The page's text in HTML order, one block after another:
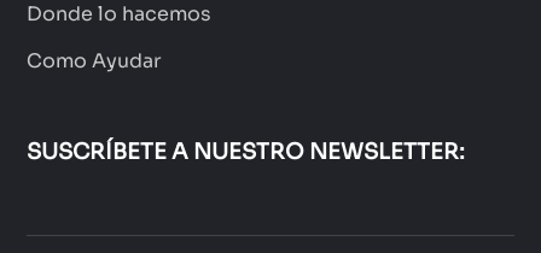
Donde lo hacemos
Como Ayudar
SUSCRÍBETE A NUESTRO NEWSLETTER: